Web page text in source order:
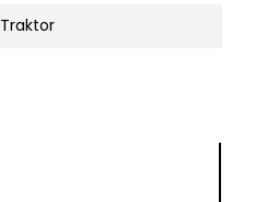
Traktor